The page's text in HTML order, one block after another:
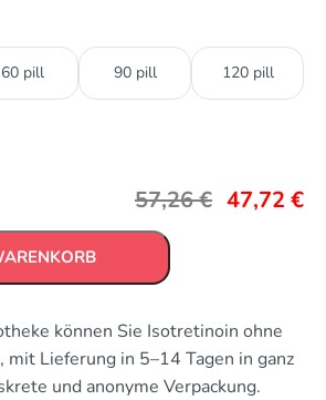
60 pill 90 pill 120 pill
57,26€ 47,72 €
können Sie Isotretinoin ohne
mit Lieferung in 5–14 Tagen in ganz
und anonyme Verpackung.